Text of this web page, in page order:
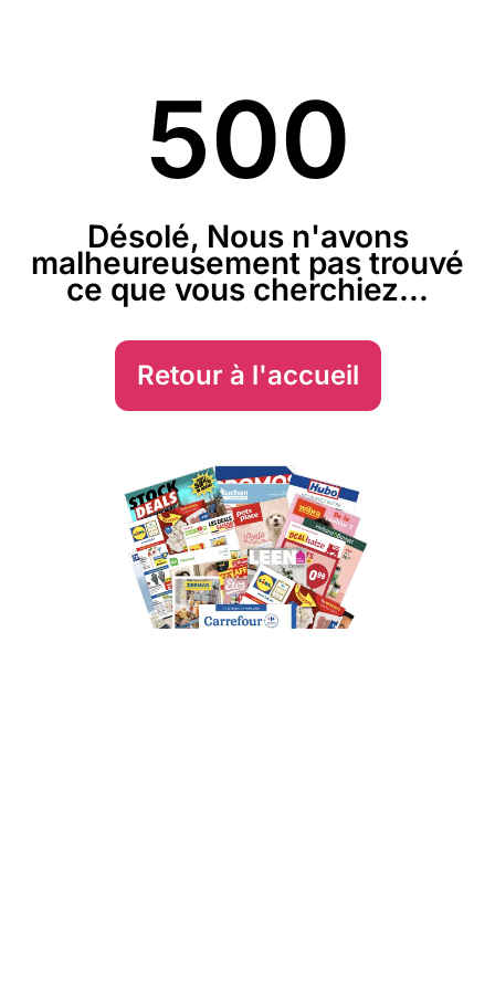
500
Désolé, Nous n'avons
malheureusement pas trouvé
ce que vous cherchiez...
Retour à l'accueil